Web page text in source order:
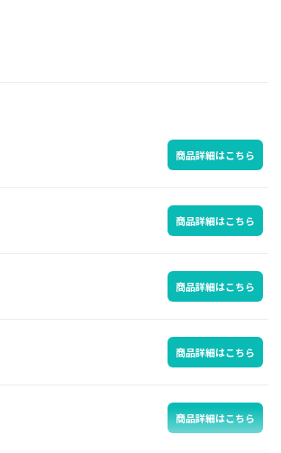
商品詳細はこちら
商品詳細はこちら
商品詳細はこちら
商品詳細はこちら
商品詳細はこちら